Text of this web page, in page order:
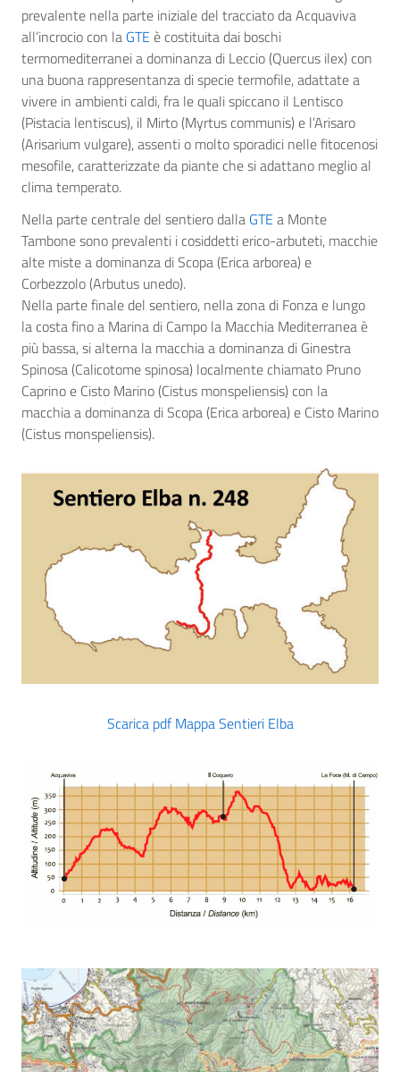
prevalente nella parte iniziale del tracciato da Acquaviva
all’incrocio con la GTE è costituita dai boschi
termomediterranei a dominanza di Leccio (Quercus ilex) con
una buona rappresentanza di specie termofile, adattate a
vivere in ambienti caldi, fra le quali spiccano il Lentisco
(Pistacia lentiscus), il Mirto (Myrtus communis) e l’Arisaro
(Arisarium vulgare), assenti o molto sporadici nelle fitocenosi
mesofile, caratterizzate da piante che si adattano meglio al
clima temperato.
Nella parte centrale del sentiero dalla GTE a Monte
Tambone sono prevalenti i cosiddetti erico-arbuteti, macchie
alte miste a dominanza di Scopa (Erica arborea) e
Corbezzolo (Arbutus unedo).
Nella parte finale del sentiero, nella zona di Fonza e lungo
la costa fino a Marina di Campo la Macchia Mediterranea è
più bassa, si alterna la macchia a dominanza di Ginestra
Spinosa (Calicotome spinosa) localmente chiamato Pruno
Caprino e Cisto Marino (Cistus monspeliensis) con la
macchia a dominanza di Scopa (Erica arborea) e Cisto Marino
(Cistus monspeliensis).
Scarica pdf Mappa Sentieri Elba